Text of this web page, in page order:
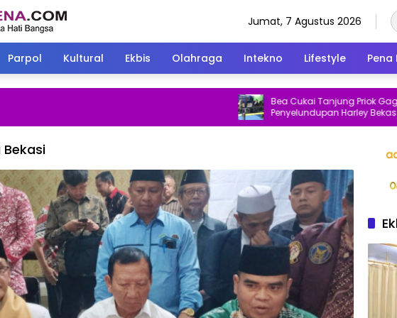
Jumat, 7 Agustus 2026
Parpol Kultural Ekbis Olahraga Intekno Lifestyle Pena
Bea Cukai Tanjung Priok Gagalkan
Penyelundupan Harley Bekas dari